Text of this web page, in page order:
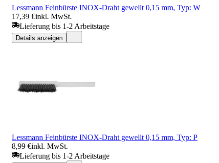
Lessmann Feinbürste INOX-Draht gewellt 0,15 mm, Typ: W
17,39 €inkl. MwSt.
Lieferung bis 1-2 Arbeitstage
Details anzeigen
Lessmann Feinbürste INOX-Draht gewellt 0,15 mm, Typ: P
8,99 €inkl. MwSt.
Lieferung bis 1-2 Arbeitstage